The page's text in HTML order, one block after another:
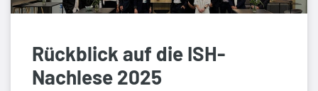
Rückblick auf die ISH-
Nachlese 2025